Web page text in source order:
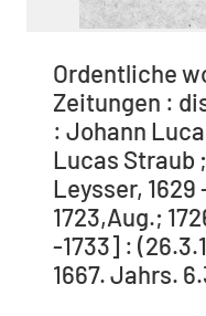
Ordentliche
Zeitungen :
: Johann
Lucas Straub
Leysser, 1629
1723,Aug.;
-1733] :
1667. Jahrs.